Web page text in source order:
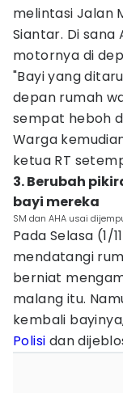
melintasi Jalan
Siantar. Di
motornya di
"Bayi yang
depan rumah
sempat heboh
Warga
ketua RT
3. Berubah
bayi mereka
SM dan AHA usai
Pada Selasa (1/
mendatangi
berniat
malang itu.
kembali
Polisi dan